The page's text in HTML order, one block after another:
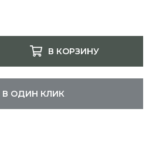
В КОРЗИНУ
В ОДИН КЛИК